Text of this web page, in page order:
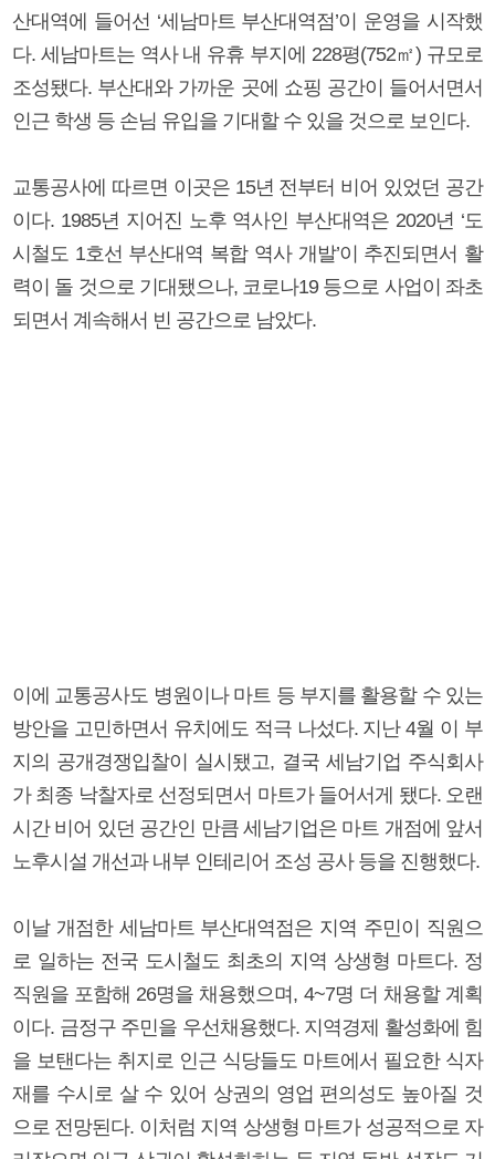
산대역에 들어선 ‘세남마트 부산대역점’이 운영을 시작했
다. 세남마트는 역사 내 유휴 부지에 228평(752㎡) 규모로
조성됐다. 부산대와 가까운 곳에 쇼핑 공간이 들어서면서
인근 학생 등 손님 유입을 기대할 수 있을 것으로 보인다.
교통공사에 따르면 이곳은 15년 전부터 비어 있었던 공간
이다. 1985년 지어진 노후 역사인 부산대역은 2020년 ‘도
시철도 1호선 부산대역 복합 역사 개발’이 추진되면서 활
력이 돌 것으로 기대됐으나, 코로나19 등으로 사업이 좌초
되면서 계속해서 빈 공간으로 남았다.
이에 교통공사도 병원이나 마트 등 부지를 활용할 수 있는
방안을 고민하면서 유치에도 적극 나섰다. 지난 4월 이 부
지의 공개경쟁입찰이 실시됐고, 결국 세남기업 주식회사
가 최종 낙찰자로 선정되면서 마트가 들어서게 됐다. 오랜
시간 비어 있던 공간인 만큼 세남기업은 마트 개점에 앞서
노후시설 개선과 내부 인테리어 조성 공사 등을 진행했다.
이날 개점한 세남마트 부산대역점은 지역 주민이 직원으
로 일하는 전국 도시철도 최초의 지역 상생형 마트다. 정
직원을 포함해 26명을 채용했으며, 4~7명 더 채용할 계획
이다. 금정구 주민을 우선채용했다. 지역경제 활성화에 힘
을 보탠다는 취지로 인근 식당들도 마트에서 필요한 식자
재를 수시로 살 수 있어 상권의 영업 편의성도 높아질 것
으로 전망된다. 이처럼 지역 상생형 마트가 성공적으로 자